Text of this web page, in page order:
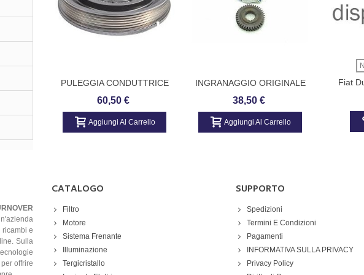
PULEGGIA CONDUTTRICE
ORIGINALE FIAT CODICE
60,50 €
Aggiungi Al Carrello
INGRANAGGIO ORIGINALE
LANCIA CODICE 7540562
38,50 €
Aggiungi Al Carrello
Fiat
ricambi e
Sulla
offrire
CATALOGO
Filtro
Motore
Sistema Frenante
Illuminazione
Tergicristallo
SUPPORTO
Spedizioni
Termini E Condizioni
Pagamenti
INFORMATIVA SULLA PRIVACY
Privacy Policy